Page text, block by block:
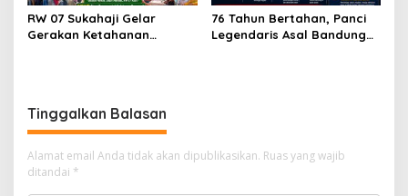
RW 07 Sukahaji Gelar
Gerakan Ketahanan
76 Tahun Bertahan, Panci
Legendaris Asal Bandung
Tinggalkan Balasan
Alamat email Anda tidak akan dipublikasikan. Ruas yang wajib
ditandai *